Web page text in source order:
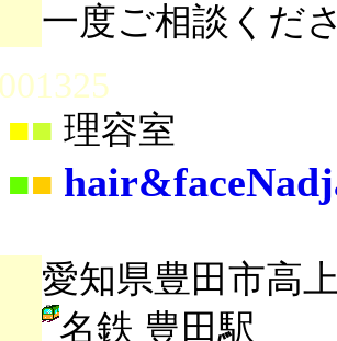
一度ご相談くだ
■ 理容室
■■
愛知県豊田市高
名鉄 豊田駅